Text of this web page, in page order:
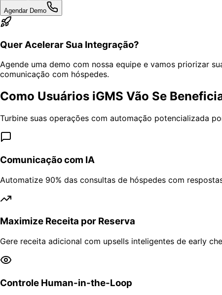
Agendar Demo
Quer Acelerar Sua Integração?
Agende uma demo com nossa equipe e vamos priorizar
comunicação com hóspedes.
Como Usuários iGMS Vão Se
Turbine suas operações com automação potencializada
Comunicação com IA
Automatize 90% das consultas de hóspedes com
Maximize Receita por Reserva
Gere receita adicional com upsells inteligentes de early
Controle Human-in-the-Loop